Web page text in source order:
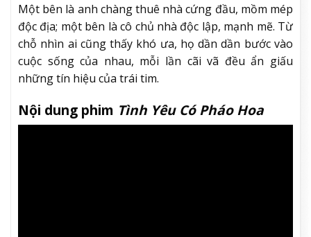
Một bên là anh chàng thuê nhà cứng đầu, mồm mép
độc địa; một bên là cô chủ nhà độc lập, mạnh mẽ. Từ
chỗ nhìn ai cũng thấy khó ưa, họ dần dần bước vào
cuộc sống của nhau, mỗi lần cãi vã đều ẩn giấu
những tín hiệu của trái tim.
Nội dung phim Tình Yêu Có Pháo Hoa